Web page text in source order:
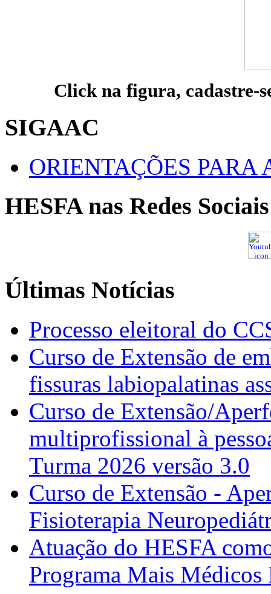
Click na figura, cadastre-
SIGAAC
ORIENTAÇÕES PARA
HESFA nas Redes Sociais
Últimas Notícias
Processo eleitoral do
Curso de Extensão de
fissuras labiopalatinas
Curso de Extensão/
multiprofissional à
Turma 2026 versão 3.0
Curso de Extensão -
Fisioterapia
Atuação do HESFA
Programa Mais